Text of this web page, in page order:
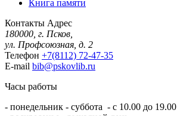
Книга памяти
Контакты Адрес
180000, г. Псков,
ул. Профсоюзная, д. 2
Телефон +7(8112) 72-47-35
E-mail bib@pskovlib.ru
Часы работы
- понедельник - суббота - с 10.00 до 19.00